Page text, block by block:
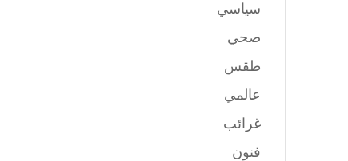
سياسي
صحي
طقس
عالمي
غرائب
فنون